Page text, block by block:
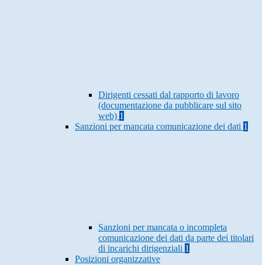
Dirigenti cessati dal rapporto di lavoro
(documentazione da pubblicare sul sito
web) 1
Sanzioni per mancata comunicazione dei dati 1
Sanzioni per mancata o incompleta
comunicazione dei dati da parte dei titolari
di incarichi dirigenziali 1
Posizioni organizzative